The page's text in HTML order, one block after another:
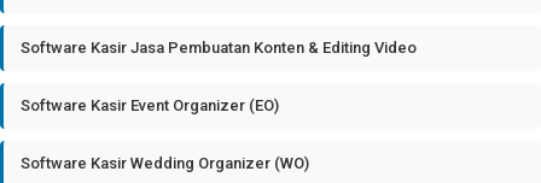
Software Kasir Jasa Pembuatan Konten & Editing Video
Software Kasir Event Organizer (EO)
Software Kasir Wedding Organizer (WO)